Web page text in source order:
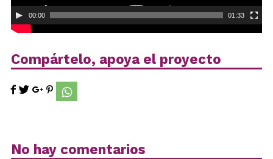
00:00 01:33
Compártelo, apoya el proyecto
No hay comentarios